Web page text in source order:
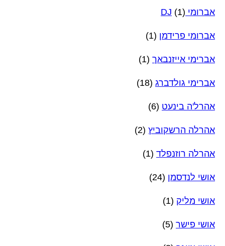
אברומי DJ (1)
אברומי פרידמן (1)
אברימי אייזנבאך (1)
אברימי גולדברג (18)
אהרל'ה בינעט (6)
אהרלה הרשקוביץ (2)
אהרלה רוזנפלד (1)
אושי לנדסמן (24)
אושי מליק (1)
אושי פישר (5)